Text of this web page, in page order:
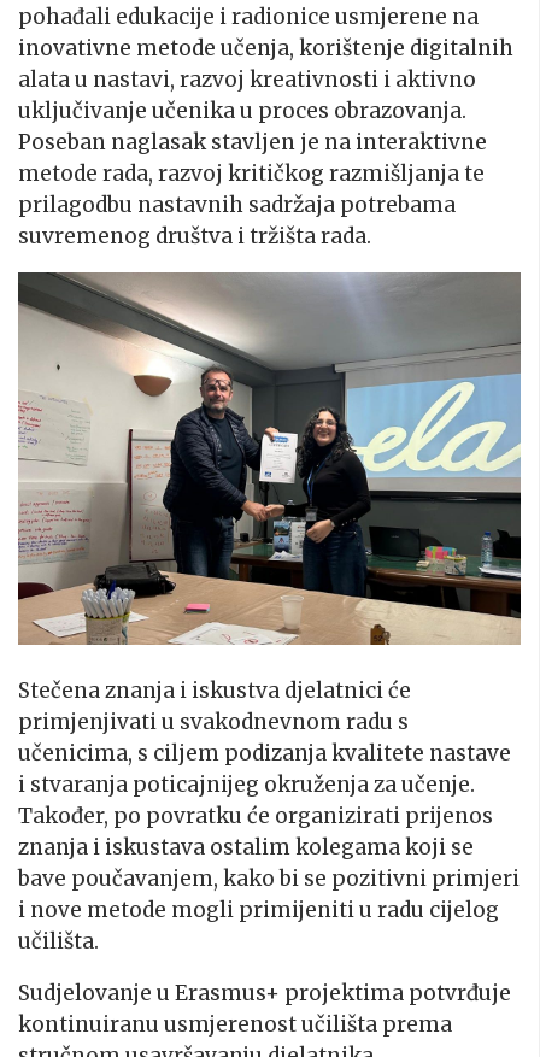
pohađali edukacije i radionice usmjerene na
inovativne metode učenja, korištenje digitalnih
alata u nastavi, razvoj kreativnosti i aktivno
uključivanje učenika u proces obrazovanja.
Poseban naglasak stavljen je na interaktivne
metode rada, razvoj kritičkog razmišljanja te
prilagodbu nastavnih sadržaja potrebama
suvremenog društva i tržišta rada.
Stečena znanja i iskustva djelatnici će
primjenjivati u svakodnevnom radu s
učenicima, s ciljem podizanja kvalitete nastave
i stvaranja poticajnijeg okruženja za učenje.
Također, po povratku će organizirati prijenos
znanja i iskustava ostalim kolegama koji se
bave poučavanjem, kako bi se pozitivni primjeri
i nove metode mogli primijeniti u radu cijelog
učilišta.
Sudjelovanje u Erasmus+ projektima potvrđuje
kontinuiranu usmjerenost učilišta prema